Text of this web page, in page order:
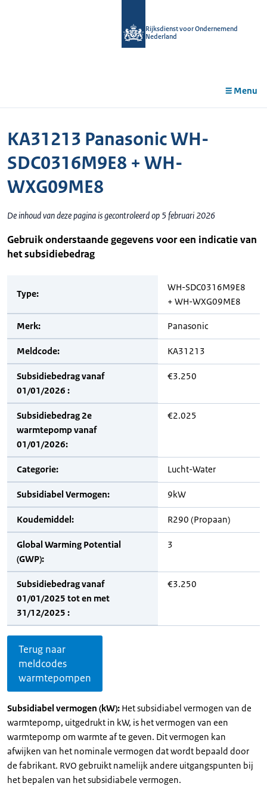
Rijksdienst voor Ondernemend
Nederland
Menu
KA31213 Panasonic WH-
SDC0316M9E8 + WH-
WXG09ME8
De inhoud van deze pagina is gecontroleerd op 5 februari 2026
Gebruik onderstaande gegevens voor een indicatie van
het subsidiebedrag
Type:
WH-SDC0316M9E8
+ WH-WXG09ME8
Merk: Panasonic
Meldcode: KA31213
Subsidiebedrag vanaf
01/01/2026 :
€3.250
Subsidiebedrag 2e
warmtepomp vanaf
01/01/2026:
€2.025
Categorie: Lucht-Water
Subsidiabel Vermogen: 9kW
Koudemiddel: R290 (Propaan)
Global Warming Potential
(GWP):
3
Subsidiebedrag vanaf
01/01/2025 tot en met
31/12/2025 :
€3.250
Terug naar
meldcodes
warmtepompen
Subsidiabel vermogen (kW): Het subsidiabel vermogen van de
warmtepomp, uitgedrukt in kW, is het vermogen van een
warmtepomp om warmte af te geven. Dit vermogen kan
afwijken van het nominale vermogen dat wordt bepaald door
de fabrikant. RVO gebruikt namelijk andere uitgangspunten bij
het bepalen van het subsidiabele vermogen.